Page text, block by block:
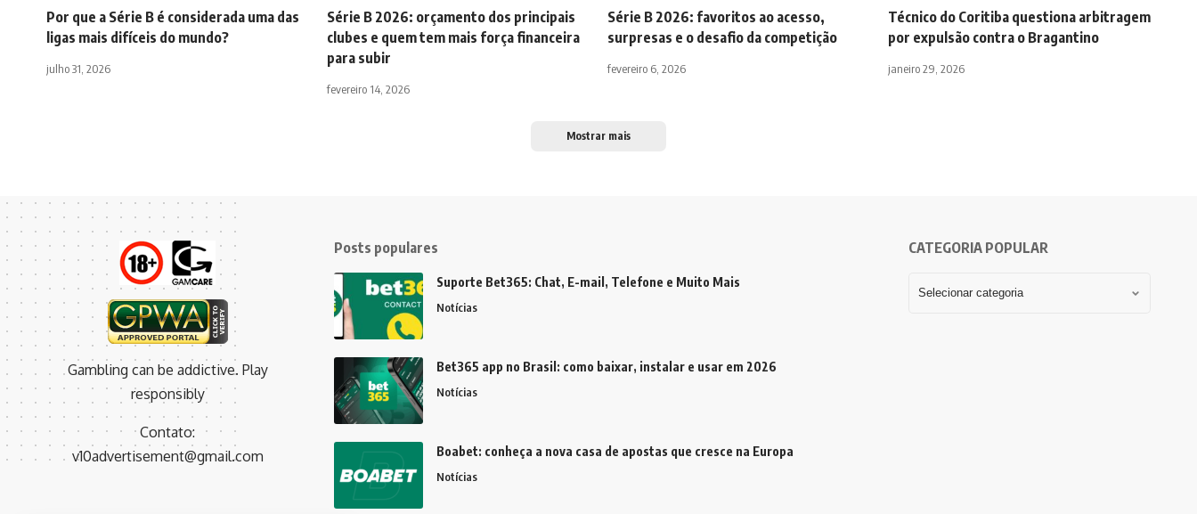
Por que a Série B é considerada uma das
ligas mais difíceis do mundo?
julho 31, 2026
Série B 2026: orçamento dos principais
clubes e quem tem mais força financeira
para subir
fevereiro 14, 2026
Série B 2026: favoritos ao acesso,
surpresas e o desafio da competição
fevereiro 6, 2026
Técnico do Coritiba questiona arbitragem
por expulsão contra o Bragantino
janeiro 29, 2026
Mostrar mais
Gambling can be addictive. Play
responsibly
Contato:
v10advertisement@gmail.com
Posts populares
Suporte Bet365: Chat, E-mail, Telefone e Muito Mais
Notícias
Bet365 app no Brasil: como baixar, instalar e usar em 2026
Notícias
Boabet: conheça a nova casa de apostas que cresce na Europa
Notícias
CATEGORIA POPULAR